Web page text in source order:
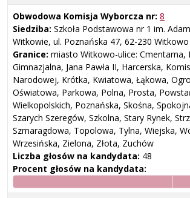
Obwodowa Komisja Wyborcza nr: 8
Siedziba: Szkoła Podstawowa nr 1 im.
Witkowie, ul. Poznańska 47, 62-230 Witkowo
Granice: miasto Witkowo-ulice: Cmentarna,
Gimnazjalna, Jana Pawła II, Harcerska,
Narodowej, Krótka, Kwiatowa, Łąkowa,
Oświatowa, Parkowa, Polna, Prosta,
Wielkopolskich, Poznańska, Skośna,
Szarych Szeregów, Szkolna, Stary Rynek,
Szmaragdowa, Topolowa, Tylna, Wiejska,
Wrzesińska, Zielona, Złota, Zuchów
Liczba głosów na kandydata: 48
Procent głosów na kandydata: